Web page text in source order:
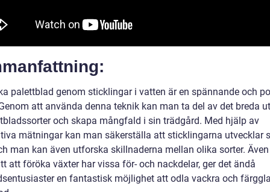
palettblad genom sticklingar i vatten är en spännande och
att använda denna teknik kan man ta del av det breda
och skapa mångfald i sin trädgård. Med hjälp av
mätningar kan man säkerställa att sticklingarna utvecklar
man kan även utforska skillnaderna mellan olika sorter.
att föröka växter har vissa för- och nackdelar, ger det ändå
en fantastisk möjlighet att odla vackra och